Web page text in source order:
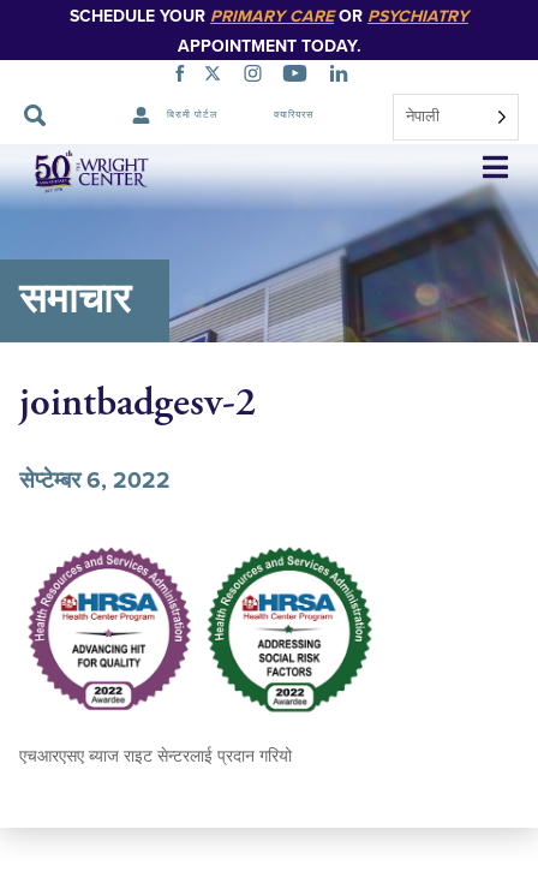
SCHEDULE YOUR PRIMARY CAREOR PSYCHIATRY
APPOINTMENT TODAY.
बिरामी पोर्टल क्यारियरस नेपाली
नेभिगेसन
स्किप
गर्नुहोस्
समाचार
jointbadgesv-2
सेप्टेम्बर 6, 2022
एचआरएसए ब्याज राइट सेन्टरलाई प्रदान गरियो